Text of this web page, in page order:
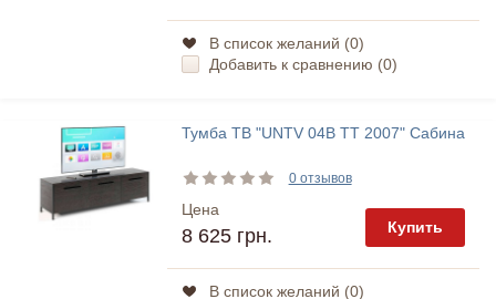
В список желаний (0)
Добавить к сравнению (0)
Тумба ТВ "UNTV 04В TT 2007" Сабина
0 отзывов
Цена
8 625 грн. Купить
В список желаний (0)